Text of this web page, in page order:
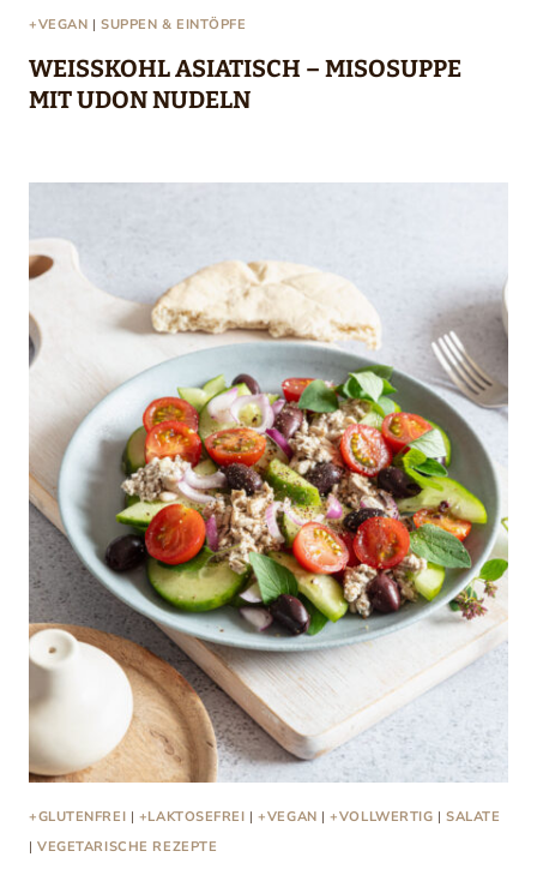
+VEGAN |SUPPEN & EINTÖPFE
WEISSKOHL ASIATISCH – MISOSUPPE M
IT UDON NUDELN
+GLUTENFREI | +LAKTOSEFREI |+VEGAN |+VOLLWERTIG |SALATE
|VEGETARISCHE REZEPTE